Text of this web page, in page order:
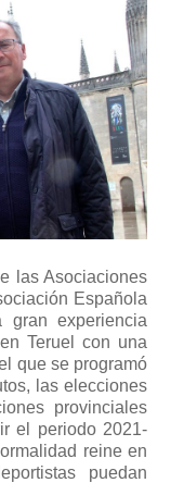
las Asociaciones
Española
experiencia
Teruel con una
que se programó
las elecciones
provinciales
el periodo 2021-
reine en
puedan